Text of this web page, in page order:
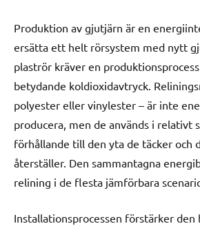
Produktion av gjutjärn är en
ersätta ett helt rörsystem med nytt
plaströr kräver en
betydande koldioxidavtryck.
polyester eller vinylester – är inte
producera, men de används i relativt
förhållande till den yta de täcker och
återställer. Den sammantagna
relining i de flesta jämförbara
Installationsprocessen förstärker den